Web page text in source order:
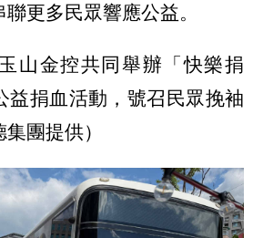
更多民眾響應公益。
山金控共同舉辦「快樂捐
益捐血活動，號召民眾挽袖
團提供）